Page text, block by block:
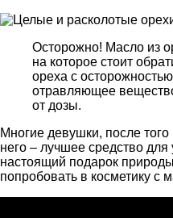
Осторожно! Масло из
на которое стоит
ореха с
отравляющее
от дозы.
Многие девушки, после
него – лучшее средство
настоящий подарок
попробовать в косметику с